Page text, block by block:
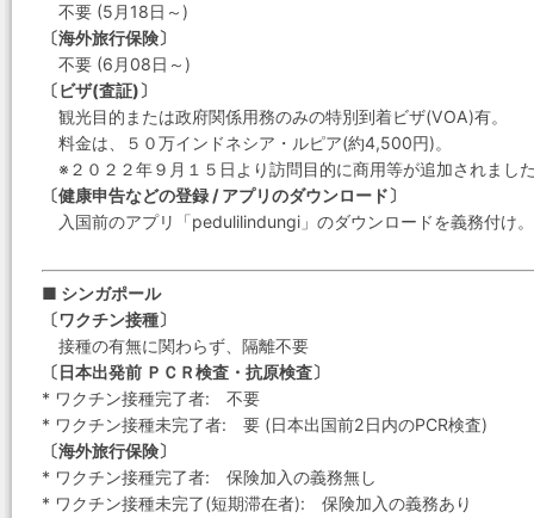
不要 (5月18日～)
〔海外旅行保険〕
不要 (6月08日～)
〔ビザ(査証)〕
観光目的または政府関係用務のみの特別到着ビザ(VOA)有。
料金は、５０万インドネシア・ルピア(約4,500円)。
※２０２２年９月１５日より訪問目的に商用等が追加されまし
〔健康申告などの登録 / アプリのダウンロード〕
入国前のアプリ「pedulilindungi」のダウンロードを義務付け。
■ シンガポール
〔ワクチン接種〕
接種の有無に関わらず、隔離不要
〔日本出発前 ＰＣＲ検査・抗原検査〕
* ワクチン接種完了者: 不要
* ワクチン接種未完了者: 要 (日本出国前2日内のPCR検査)
〔海外旅行保険〕
* ワクチン接種完了者: 保険加入の義務無し
* ワクチン接種未完了(短期滞在者): 保険加入の義務あり